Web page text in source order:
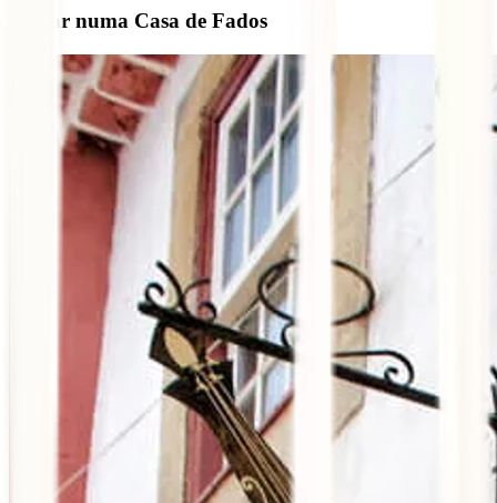
Jantar numa Casa de Fados